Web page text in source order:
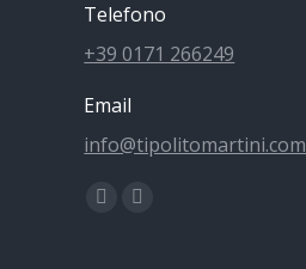
Telefono
+39 0171 266249
Email
info@tipolitomartini.com
Find us on: